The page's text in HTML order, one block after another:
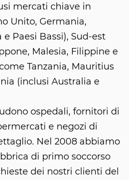
mercati chiave in
Unito, Germania,
Paesi Bassi), Sud-est
Malesia, Filippine e
Tanzania, Mauritius
(inclusi Australia e
ospedali, fornitori di
e negozi di
Nel 2008 abbiamo
di primo soccorso
dei nostri clienti del